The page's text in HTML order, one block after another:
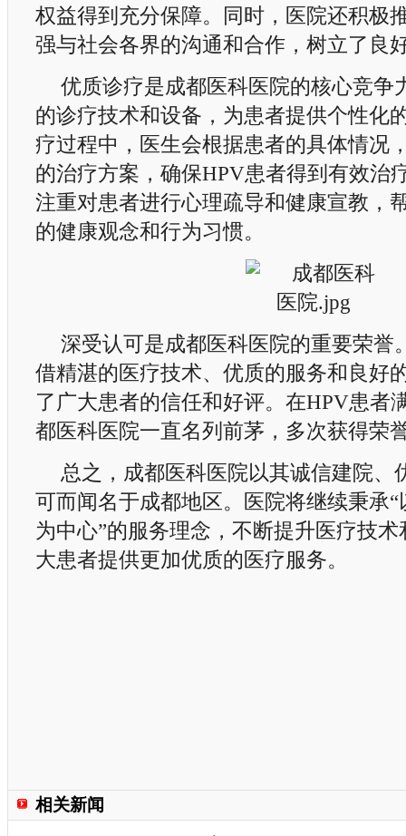
权益得到充分保障。同时，医院还积极
强与社会各界的沟通和合作，树立了良
优质诊疗是成都医科医院的核心竞争
的诊疗技术和设备，为患者提供个性化
疗过程中，医生会根据患者的具体情况
的治疗方案，确保HPV患者得到有效治
注重对患者进行心理疏导和健康宣教，
的健康观念和行为习惯。
深受认可是成都医科医院的重要荣誉
借精湛的医疗技术、优质的服务和良好
了广大患者的信任和好评。在HPV患者
都医科医院一直名列前茅，多次获得荣
总之，成都医科医院以其诚信建院、
可而闻名于成都地区。医院将继续秉承
为中心”的服务理念，不断提升医疗技
大患者提供更加优质的医疗服务。
相关新闻